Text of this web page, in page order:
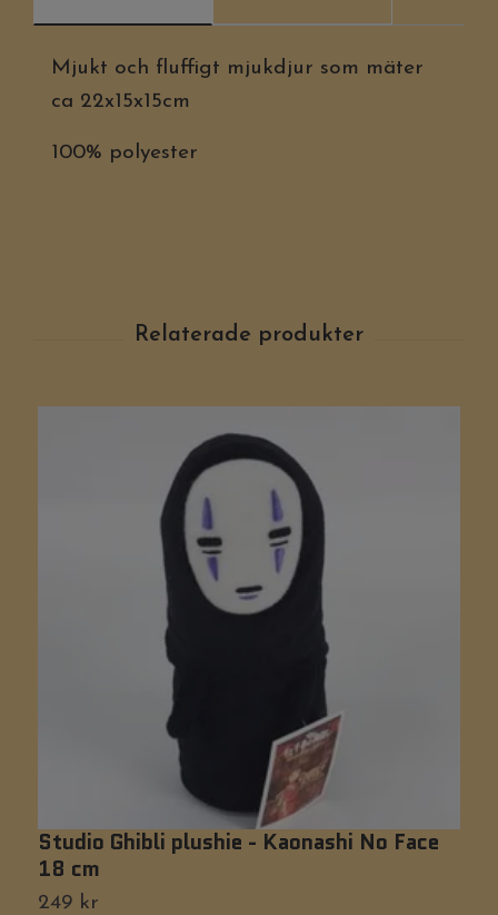
Mjukt och fluffigt mjukdjur som mäter
ca 22x15x15cm
100% polyester
Studio Ghibli plushie - Kaonashi No Face
18 cm
249 kr